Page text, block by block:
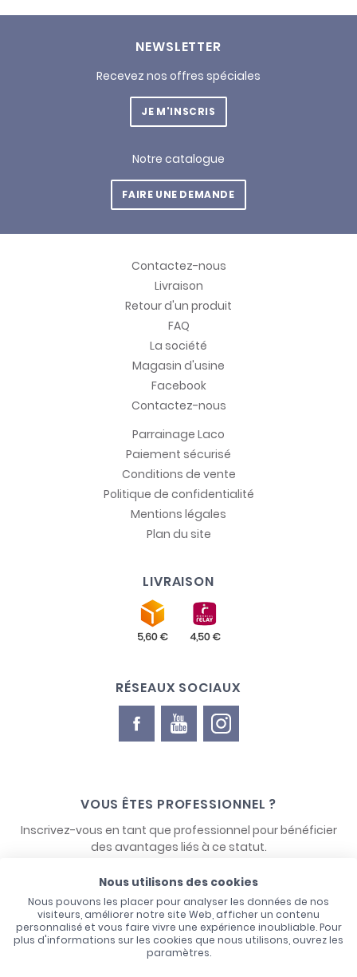
NEWSLETTER
Recevez nos offres spéciales
JE M'INSCRIS
Notre catalogue
FAIRE UNE DEMANDE
Contactez-nous
Livraison
Retour d'un produit
FAQ
La société
Magasin d'usine
Facebook
Contactez-nous
Parrainage Laco
Paiement sécurisé
Conditions de vente
Politique de confidentialité
Mentions légales
Plan du site
LIVRAISON
RÉSEAUX SOCIAUX
VOUS ÊTES PROFESSIONNEL ?
Inscrivez-vous en tant que professionnel pour bénéficier
des avantages liés à ce statut.
Nous utilisons des cookies
Nous pouvons les placer pour analyser les données de nos
visiteurs, améliorer notre site Web, afficher un contenu
personnalisé et vous faire vivre une expérience inoubliable. Pour
plus d'informations sur les cookies que nous utilisons, ouvrez les
paramètres.